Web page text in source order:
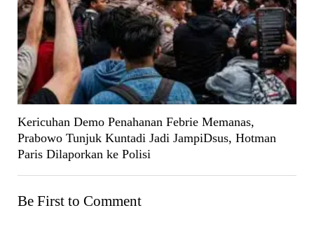
Kericuhan Demo Penahanan Febrie Memanas,
Prabowo Tunjuk Kuntadi Jadi JampiDsus, Hotman
Paris Dilaporkan ke Polisi
Be First to Comment